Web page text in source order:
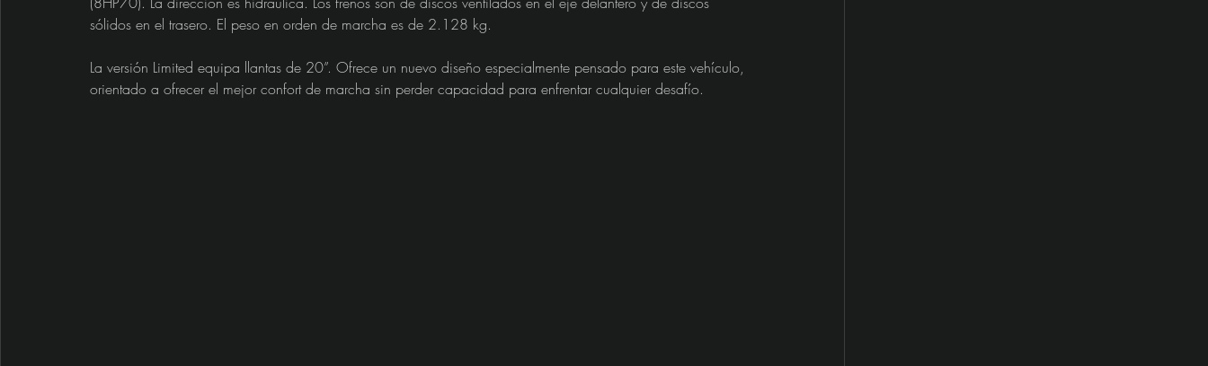
sólidos en el trasero. El peso en orden de marcha es de 2.128 kg.
La versión Limited equipa llantas de 20”. Ofrece un nuevo diseño especialmente pensado para este vehículo,
orientado a ofrecer el mejor confort de marcha sin perder capacidad para enfrentar cualquier desafío.